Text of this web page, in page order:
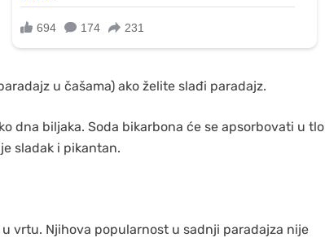
u čašama) ako želite slađi paradajz.
dna biljaka. Soda bikarbona će se apsorbovati u tlo
sladak i pikantan.
vrtu. Njihova popularnost u sadnji paradajza nije